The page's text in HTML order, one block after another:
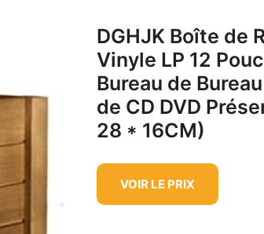
DGHJK Boîte de
Vinyle LP 12
Bureau de
de CD DVD
28 * 16CM)
VOIR LE PRIX